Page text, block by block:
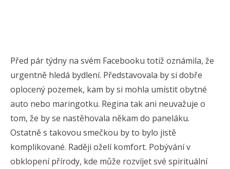
Před pár týdny na svém Facebooku totiž oznámila, že
urgentně hledá bydlení. Představovala by si dobře
oplocený pozemek, kam by si mohla umístit obytné
auto nebo maringotku. Regina tak ani neuvažuje o
tom, že by se nastěhovala někam do paneláku.
Ostatně s takovou smečkou by to bylo jistě
komplikované. Raději oželí komfort. Pobývání v
obklopení přírody, kde může rozvíjet své spirituální